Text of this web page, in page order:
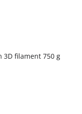
3D filament 750 g